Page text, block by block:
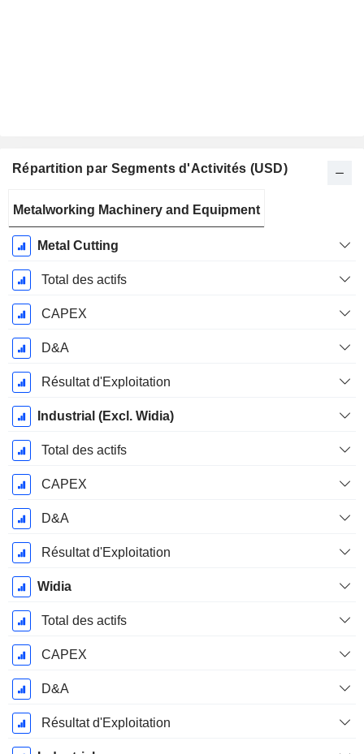
Répartition par Segments d'Activités (USD)
Fiscale:
Juin
Metalworking Machinery and Equipment
Metal Cutting
Total des actifs
CAPEX
D&A
Résultat d'Exploitation
Industrial (Excl. Widia)
Total des actifs
CAPEX
D&A
Résultat d'Exploitation
Widia
Total des actifs
CAPEX
D&A
Résultat d'Exploitation